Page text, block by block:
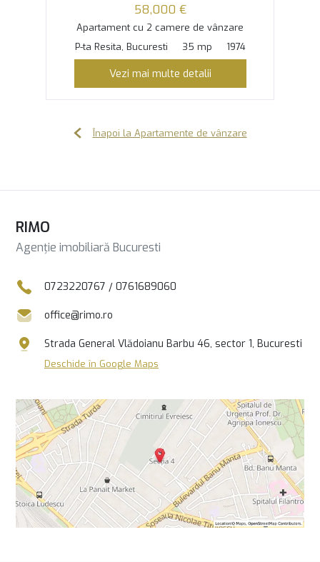
58,000 €
Apartament cu 2 camere de vânzare
P-ta Resita, Bucuresti
35 mp 1974
Vezi mai multe detalii
Înapoi la Apartamente de vânzare
RIMO
Agenție imobiliară Bucuresti
0723220767 / 0761689060
office@rimo.ro
Strada General Vlădoianu Barbu 46, sector 1, Bucuresti
Deschide în Google Maps